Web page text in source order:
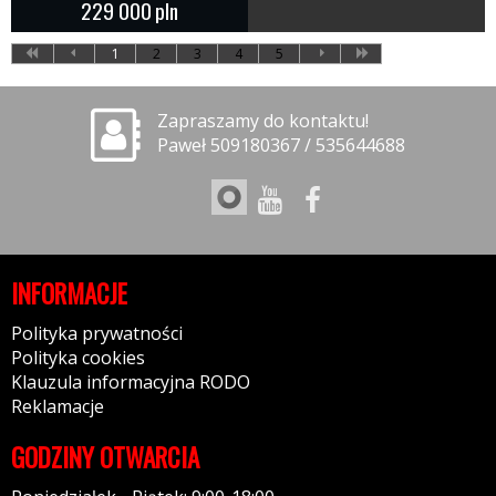
229 000pln
1 2 3 4 5
Zapraszamy do kontaktu!
Paweł 509180367 / 535644688
INFORMACJE
Polityka prywatności
Polityka cookies
Klauzula informacyjna RODO
Reklamacje
GODZINY OTWARCIA